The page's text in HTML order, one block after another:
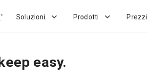
Soluzioni Prodotti Prezzi
easy.